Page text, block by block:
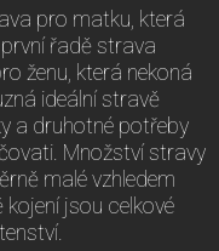
pro matku, která
řadě strava
ženu, která nekoná
ideální stravě
a druhotné potřeby
Množství stravy
malé vzhledem
jsou celkové